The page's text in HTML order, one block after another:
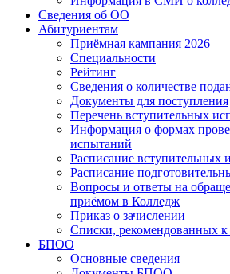
Сведения об ОО
Абитуриентам
Приёмная кампания 2026
Специальности
Рейтинг
Сведения о количестве
Документы для поступления
Перечень вступительных
Информация о формах
испытаний
Расписание вступительных
Расписание
Вопросы и ответы на
приёмом в Колледж
Приказ о зачислении
Списки, рекомендованных к
БПОО
Основные сведения